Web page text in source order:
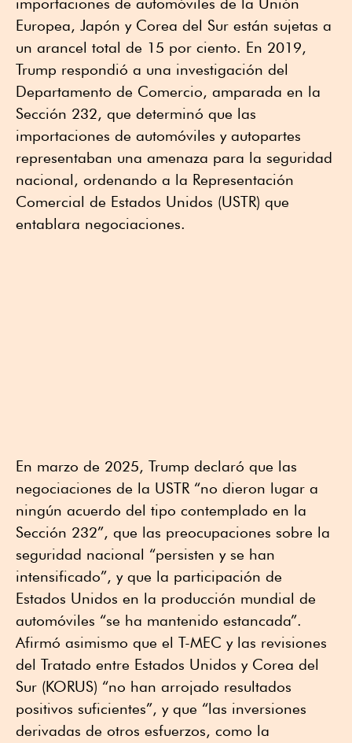
importaciones de automóviles de la Unión
Europea, Japón y Corea del Sur están sujetas a
un arancel total de 15 por ciento. En 2019,
Trump respondió a una investigación del
Departamento de Comercio, amparada en la
Sección 232, que determinó que las
importaciones de automóviles y autopartes
representaban una amenaza para la seguridad
nacional, ordenando a la Representación
Comercial de Estados Unidos (USTR) que
entablara negociaciones.
En marzo de 2025, Trump declaró que las
negociaciones de la USTR “no dieron lugar a
ningún acuerdo del tipo contemplado en la
Sección 232”, que las preocupaciones sobre la
seguridad nacional “persisten y se han
intensificado”, y que la participación de
Estados Unidos en la producción mundial de
automóviles “se ha mantenido estancada”.
Afirmó asimismo que el T-MEC y las revisiones
del Tratado entre Estados Unidos y Corea del
Sur (KORUS) “no han arrojado resultados
positivos suficientes”, y que “las inversiones
derivadas de otros esfuerzos, como la